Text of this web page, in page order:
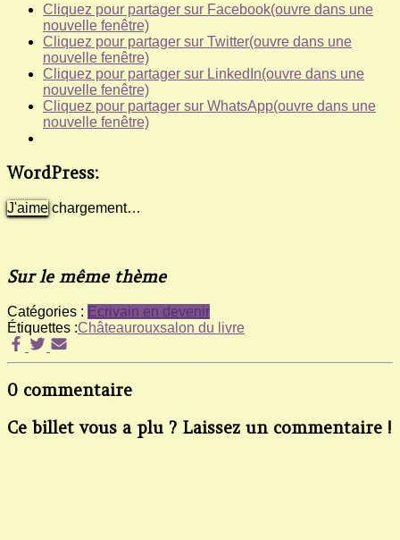
Cliquez pour partager sur Facebook(ouvre dans une
nouvelle fenêtre)
Cliquez pour partager sur Twitter(ouvre dans une
nouvelle fenêtre)
Cliquez pour partager sur LinkedIn(ouvre dans une
nouvelle fenêtre)
Cliquez pour partager sur WhatsApp(ouvre dans une
nouvelle fenêtre)
WordPress:
J'aime chargement…
Sur le même thème
Catégories : Ecrivain en devenir
Étiquettes :Châteaurouxsalon du livre
0 commentaire
Ce billet vous a plu ? Laissez un commentaire !